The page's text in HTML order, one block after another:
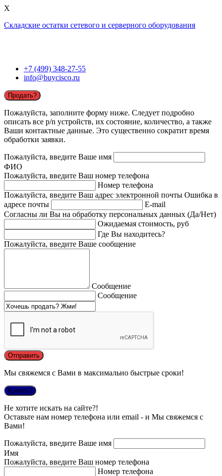
X
Складские остатки сетевого и серверного оборудования
+7 (499) 348-27-55
info@buycisco.ru
Продать?
Пожалуйста, заполните форму ниже. Следует подробно
описать все p/n устройств, их состояние, количество, а также
Ваши контактные данные. Это существенно сократит время
обработки заявки.
Пожалуйста, введите Ваше имя
ФИО
Пожалуйста, введите Ваш номер телефона
Номер телефона
Пожалуйста, введите Ваш адрес электронной почты Ошибка в
адресе почты
E-mail
Согласны ли Вы на обработку персональных данных (Да/Нет)
Ожидаемая стоимость, руб
Где Вы находитесь?
Пожалуйста, введите Ваше сообщение
Сообщение
Сообщение
Мы свяжемся с Вами в максимально быстрые сроки!
Купить?
Не хотите искать на сайте?!
Оставьте нам номер телефона или email - и Мы свяжемся с
Вами!
Пожалуйста, введите Ваше имя
Имя
Пожалуйста, введите Ваш номер телефона
Номер телефона